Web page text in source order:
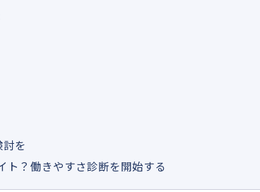
討を
ト？働きやすさ診断を開始する